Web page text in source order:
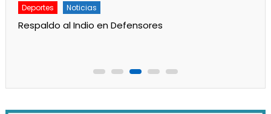
Deportes Noticias
Respaldo al Indio en Defensores